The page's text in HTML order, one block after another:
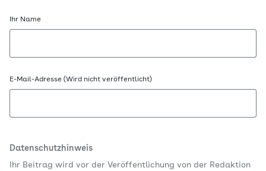
Ihr Name
E-Mail-Adresse (Wird nicht veröffentlicht)
Datenschutzhinweis
Ihr Beitrag wird vor der Veröffentlichung von der Redaktion